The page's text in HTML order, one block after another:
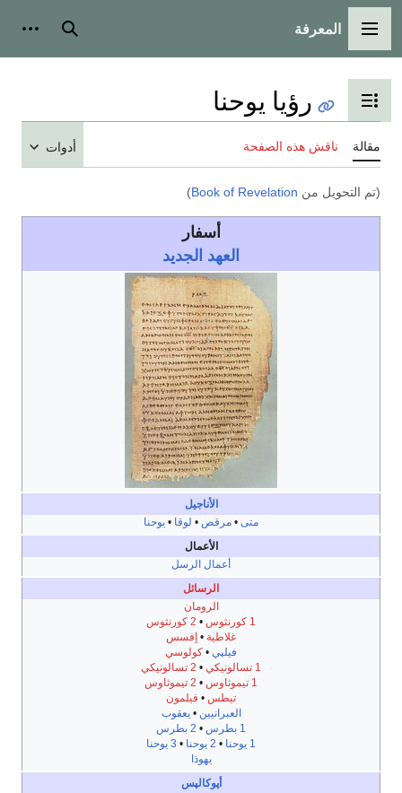
القائمة الرئيسية
المعرفة بحث
تبديل عرض جدول المحتويات
رؤيا يوحنا
مقالة ناقش هذه الصفحة أدوات
(تم التحويل من Book of Revelation
)
أسفار
العهد الجديد
الأناجيل
متى • مرقص • لوقا • يوحنا
الأعمال
أعمال الرسل
الرسائل
الرومان
1 كورنثوس
• 2 كورنثوس
غلاطية • إفسس
فيلپي • كولوسي
1 تسالونيكي
• 2 تسالونيكي
1 تيموثاوس
• 2 تيموثاوس
تيطس • فيلمون
العبرانيين •يعقوب
1 بطرس
• 2 بطرس
1 يوحنا
• 2 يوحنا • 3 يوحنا
يهوذا
أپوكالپس